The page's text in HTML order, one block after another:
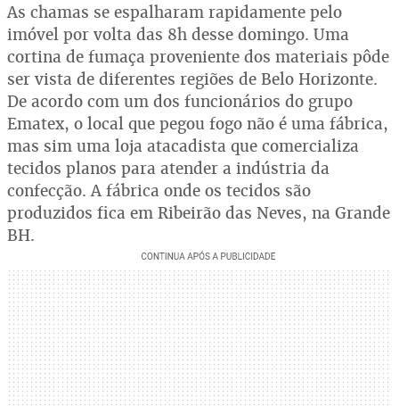
As chamas se espalharam rapidamente pelo
imóvel por volta das 8h desse domingo. Uma
cortina de fumaça proveniente dos materiais pôde
ser vista de diferentes regiões de Belo Horizonte.
De acordo com um dos funcionários do grupo
Ematex, o local que pegou fogo não é uma fábrica,
mas sim uma loja atacadista que comercializa
tecidos planos para atender a indústria da
confecção. A fábrica onde os tecidos são
produzidos fica em Ribeirão das Neves, na Grande
BH.